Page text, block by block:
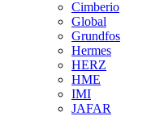
Cimberio
Global
Grundfos
Hermes
HERZ
HME
IMI
JAFAR